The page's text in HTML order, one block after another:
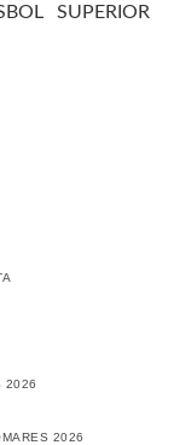
SUPERIOR
2026
2026